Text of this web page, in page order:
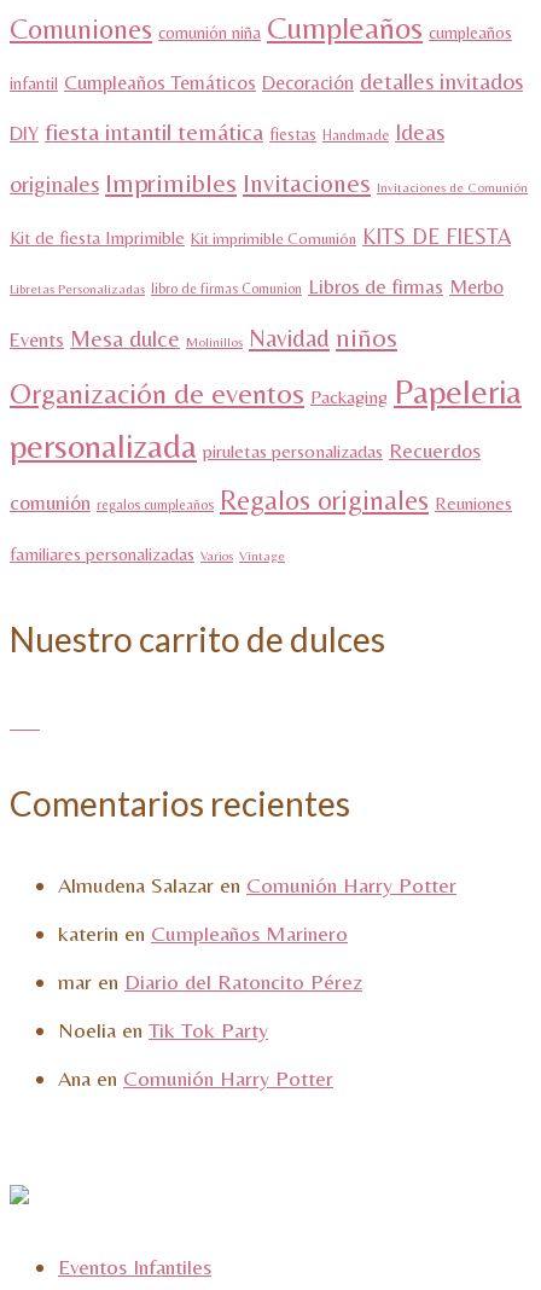
Comuniones comunión niña Cumpleaños cumpleaños
infantil Cumpleaños Temáticos Decoración detalles invitados
DIY fiesta intantil temática fiestas Handmade Ideas
originales Imprimibles Invitaciones Invitaciones de Comunión
Kit de fiesta Imprimible Kit imprimible Comunión KITS DE FIESTA
Libretas Personalizadas libro de firmas Comunion Libros de firmas Merbo
Events Mesa dulce Molinillos Navidad niños
Organización de eventos Packaging Papeleria
personalizada piruletas personalizadas Recuerdos
comunión regalos cumpleaños Regalos originales Reuniones
familiares personalizadas Varios Vintage
Nuestro carrito de dulces
Comentarios recientes
Almudena Salazar en Comunión Harry Potter
katerin en Cumpleaños Marinero
mar en Diario del Ratoncito Pérez
Noelia en Tik Tok Party
Ana en Comunión Harry Potter
Eventos Infantiles